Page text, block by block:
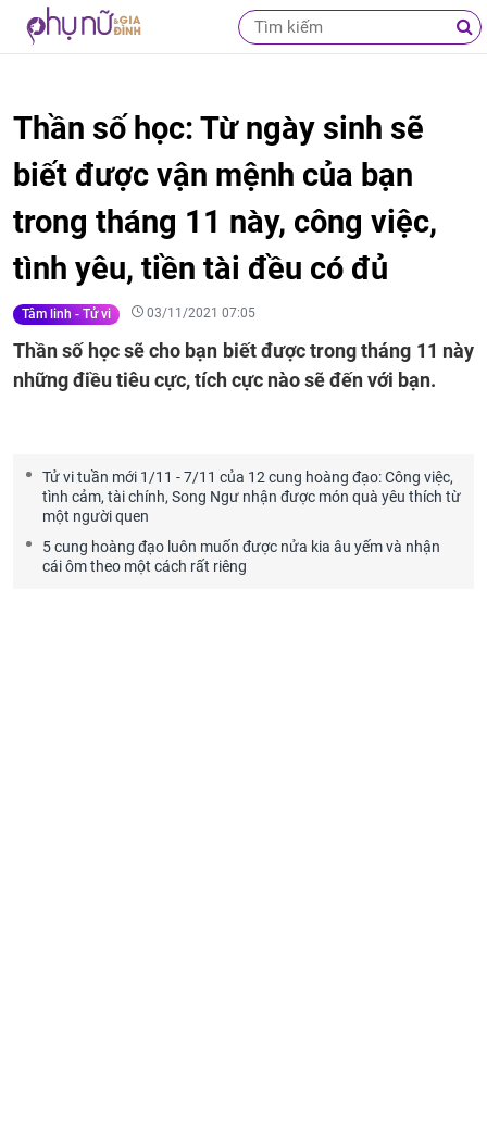
Thần số học: Từ ngày sinh sẽ
biết được vận mệnh của bạn
trong tháng 11 này, công việc,
tình yêu, tiền tài đều có đủ
Tâm linh - Tử vi 03/11/2021 07:05
Thần số học sẽ cho bạn biết được trong tháng 11 này
những điều tiêu cực, tích cực nào sẽ đến với bạn.
Tử vi tuần mới 1/11 - 7/11 của 12 cung hoàng đạo: Công việc,
tình cảm, tài chính, Song Ngư nhận được món quà yêu thích từ
một người quen
5 cung hoàng đạo luôn muốn được nửa kia âu yếm và nhận
cái ôm theo một cách rất riêng